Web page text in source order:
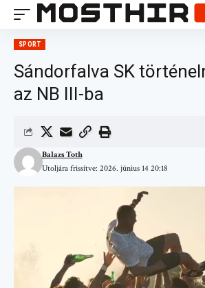
SPORT
Sándorfalva SK
az NB III-ba
Utoljára frissítve: 2026. június 14 20:18
Balazs Toth